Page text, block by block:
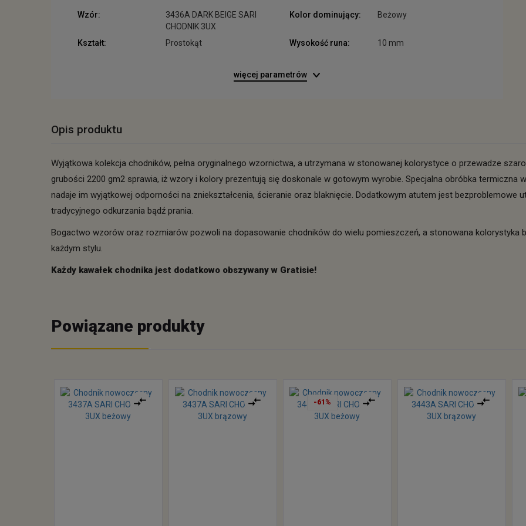
Wzór:
3436A DARK BEIGE SARI
CHODNIK 3UX
Kolor dominujący: Beżowy
Kształt: Prostokąt Wysokość runa: 10 mm
więcej parametrów
Opis produktu
Wyjątkowa kolekcja chodników, pełna oryginalnego wzornictwa, a utrzymana w stonowanej kolorystyce o przewadze
grubości 2200 gm2 sprawia, iż wzory i kolory prezentują się doskonale w gotowym wyrobie. Specjalna obróbka termiczna
nadaje im wyjątkowej odporności na zniekształcenia, ścieranie oraz blaknięcie. Dodatkowym atutem jest
tradycyjnego odkurzania bądź prania.
Bogactwo wzorów oraz rozmiarów pozwoli na dopasowanie chodników do wielu pomieszczeń, a stonowana kolorystyka
każdym stylu.
Każdy kawałek chodnika jest dodatkowo obszywany w Gratisie!
Powiązane produkty
-61%